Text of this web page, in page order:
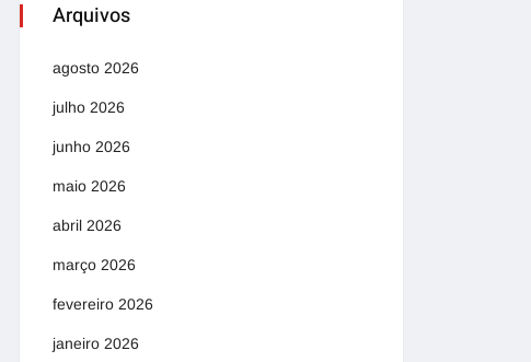
Arquivos
agosto 2026
julho 2026
junho 2026
maio 2026
abril 2026
março 2026
fevereiro 2026
janeiro 2026